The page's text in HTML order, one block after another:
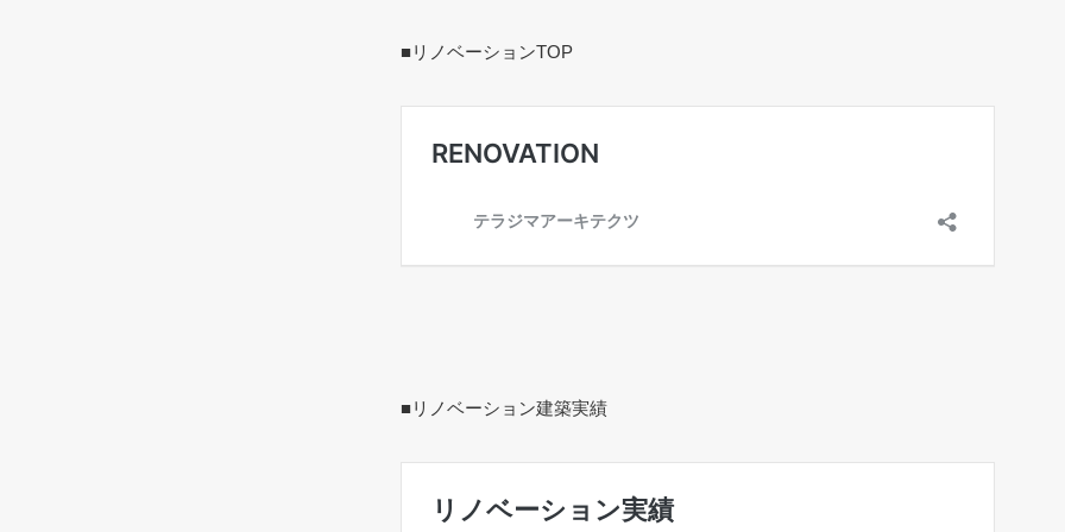
■リノベーションTOP
■リノベーション建築実績